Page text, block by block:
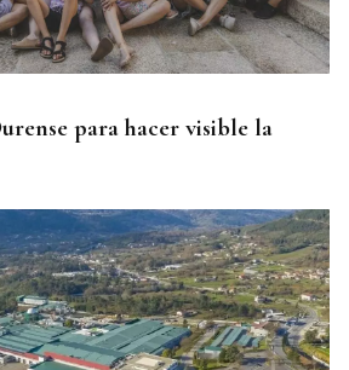
para hacer visible la